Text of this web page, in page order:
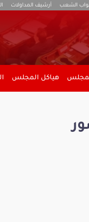
الشعب أرشيف المداولات
هياكل المجلس